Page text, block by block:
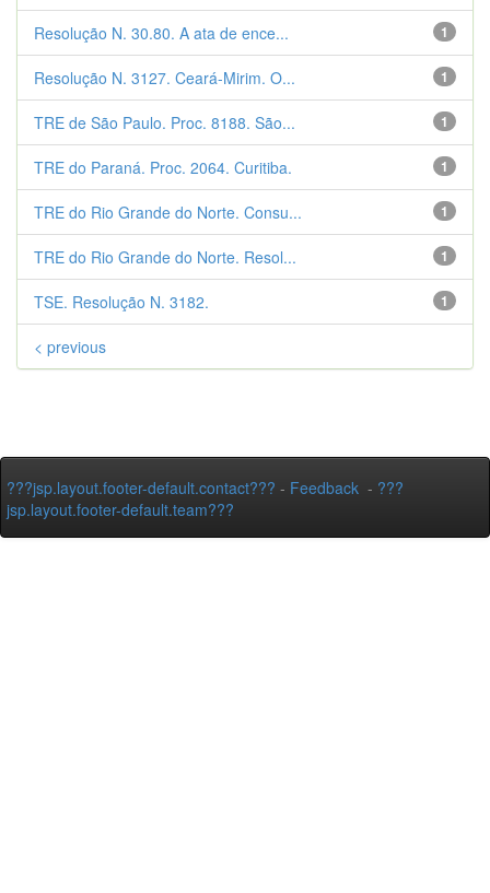
1
Resolução N. 30.80. A ata de ence...
1
Resolução N. 3127. Ceará-Mirim. O...
1
TRE de São Paulo. Proc. 8188. São...
1
TRE do Paraná. Proc. 2064. Curitiba.
1
TRE do Rio Grande do Norte. Consu...
1
TRE do Rio Grande do Norte. Resol...
1
TSE. Resolução N. 3182.
< previous
???jsp.layout.footer-default.contact??? - Feedback - ???
jsp.layout.footer-default.team???